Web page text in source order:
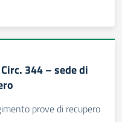
344 – sede di
prove di recupero